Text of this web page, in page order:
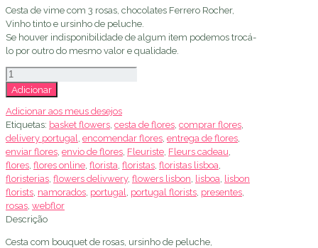
Cesta de vime com 3 rosas, chocolates Ferrero Rocher,
Vinho tinto e ursinho de peluche.
Se houver indisponibilidade de algum item podemos trocá-
lo por outro do mesmo valor e qualidade.
Quantidade
de
Cesta
Rosas
Ursinho
Bombons
e
Vinho
Adicionar
Adicionar aos meus desejos
Etiquetas: basket flowers cesta de flores comprar flores
delivery portugal
encomendar flores entrega de flores
enviar flores envio de flores Fleuriste Fleurs cadeau
flores flores online florista floristas floristas lisboa
floristerias flowers delivwery, flowers lisbon lisboa
lisbon
florists namorados portugal portugal florists presentes
rosas webflor
Descrição
Cesta com bouquet de rosas, ursinho de peluche,